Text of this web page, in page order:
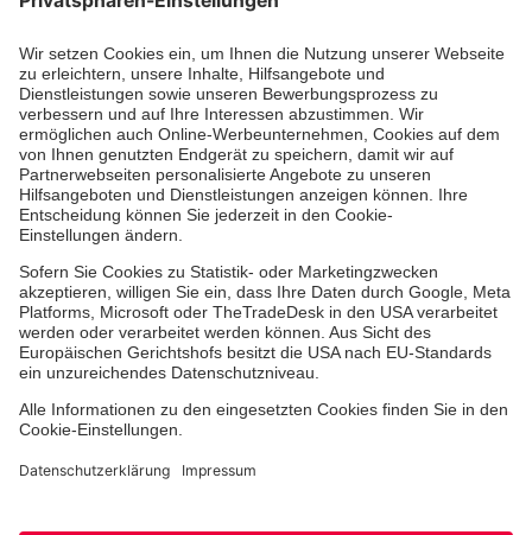
Erste-Hilfe-Kurse
Jobs
Ehrenamt
Freiwilligendienst
Johanniter-Jugend
Spendenprojekte
Kindertagesstätten
Einrichtungen